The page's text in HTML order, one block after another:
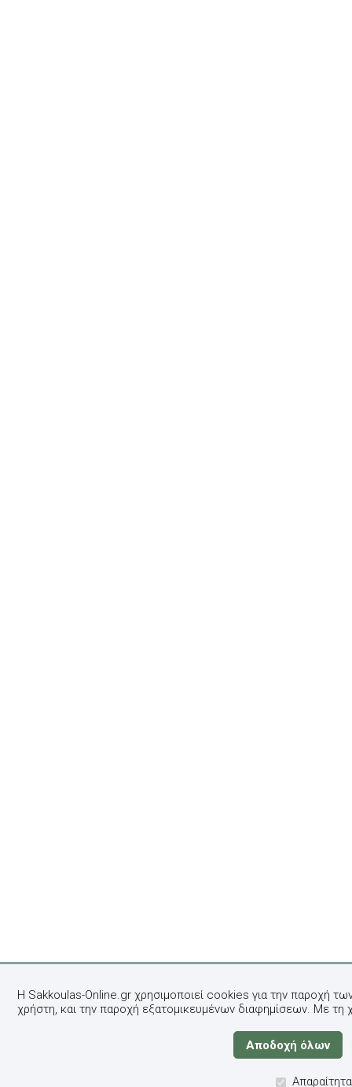
Η Sakkoulas-Online.gr χρησιμοποιεί cookies για την παροχή
χρήστη, και την παροχή εξατομικευμένων διαφημίσεων. Με